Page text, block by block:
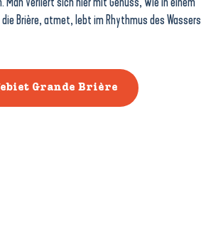
Brière, atmet, lebt im Rhythmus des Wassers
Grande Brière